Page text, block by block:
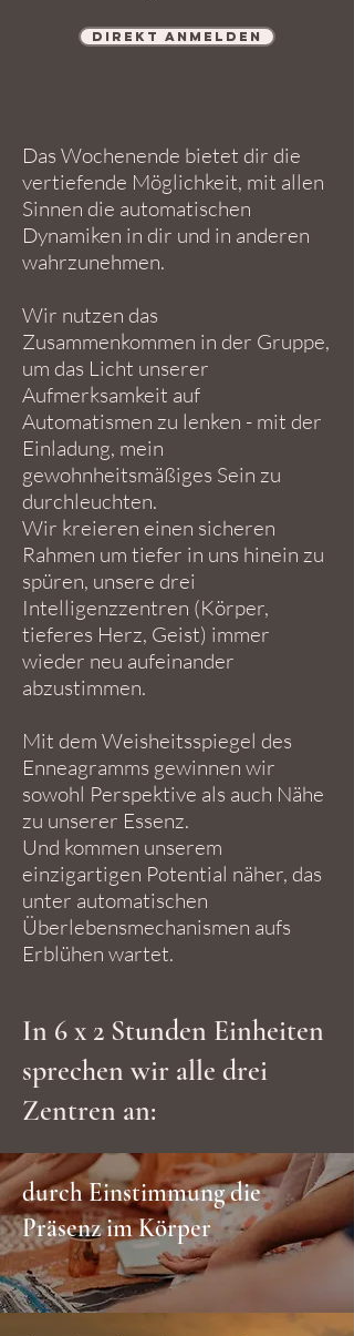
Direkt Anmelden
Das Wochenende bietet dir die
vertiefende Möglichkeit, mit allen
Sinnen die automatischen
Dynamiken in dir und in anderen
wahrzunehmen.
Wir nutzen das
Zusammenkommen in der Gruppe,
um das Licht unserer
Aufmerksamkeit auf
Automatismen zu lenken - mit der
Einladung, mein
gewohnheitsmäßiges Sein zu
durchleuchten.
Wir kreieren einen sicheren
Rahmen um tiefer in uns hinein zu
spüren, unsere drei
Intelligenzzentren (Körper,
tieferes Herz, Geist) immer
wieder neu aufeinander
abzustimmen.
Mit dem Weisheitsspiegel des
Enneagramms gewinnen wir
sowohl Perspektive als auch Nähe
zu unserer Essenz.
Und kommen unserem
einzigartigen Potential näher, das
unter automatischen
Überlebensmechanismen aufs
Erblühen wartet.
In 6 x 2 Stunden Einheiten
sprechen wir alle drei
Zentren an:
durch Einstimmung die
Präsenz im Körper